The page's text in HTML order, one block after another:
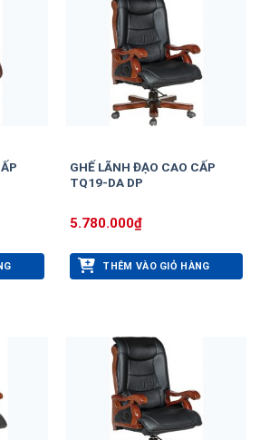
GHẾ LÃNH ĐẠO CAO CẤP
TQ19-DA DP
5.780.000₫
THÊM VÀO GIỎ HÀNG